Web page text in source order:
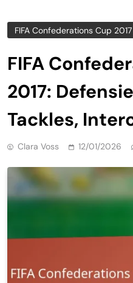
FIFA Confederations Cup
FIFA
2017:
Tackles,
Clara Voss 12/01/2026